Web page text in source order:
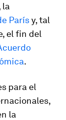
la
Parísy, tal
el fin del
.
para el
la